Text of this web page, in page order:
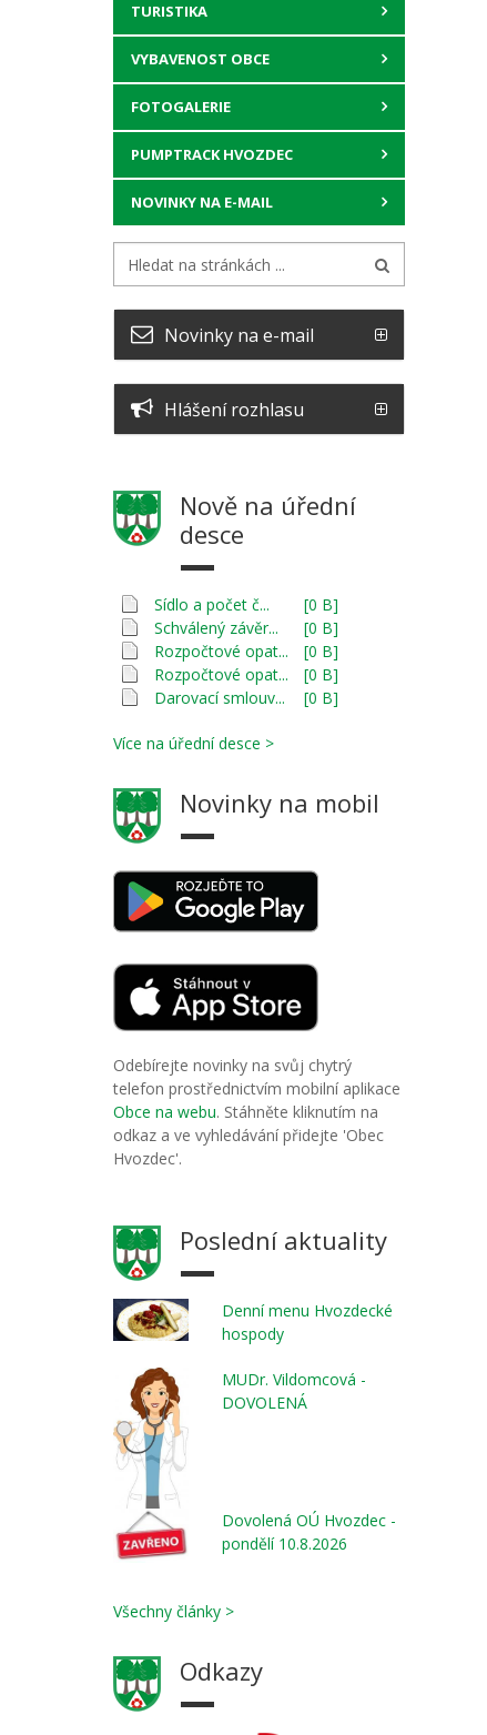
TURISTIKA
VYBAVENOST OBCE
FOTOGALERIE
PUMPTRACK HVOZDEC
NOVINKY NA E-MAIL
Novinky na e-mail
Hlášení rozhlasu
Nově na úřední
desce
Sídlo a počet č...
[0 B]
Schválený závěr...
[0 B]
Rozpočtové opat...
[0 B]
Rozpočtové opat...
[0 B]
Darovací smlouv...
[0 B]
Více na úřední desce >
Novinky na mobil
Odebírejte novinky na svůj chytrý
telefon prostřednictvím mobilní aplikace
Obce na webu. Stáhněte kliknutím na
odkaz a ve vyhledávání přidejte 'Obec
Hvozdec'.
Poslední aktuality
Denní menu Hvozdecké
hospody
MUDr. Vildomcová -
DOVOLENÁ
Dovolená OÚ Hvozdec -
pondělí 10.8.2026
Všechny články >
Odkazy